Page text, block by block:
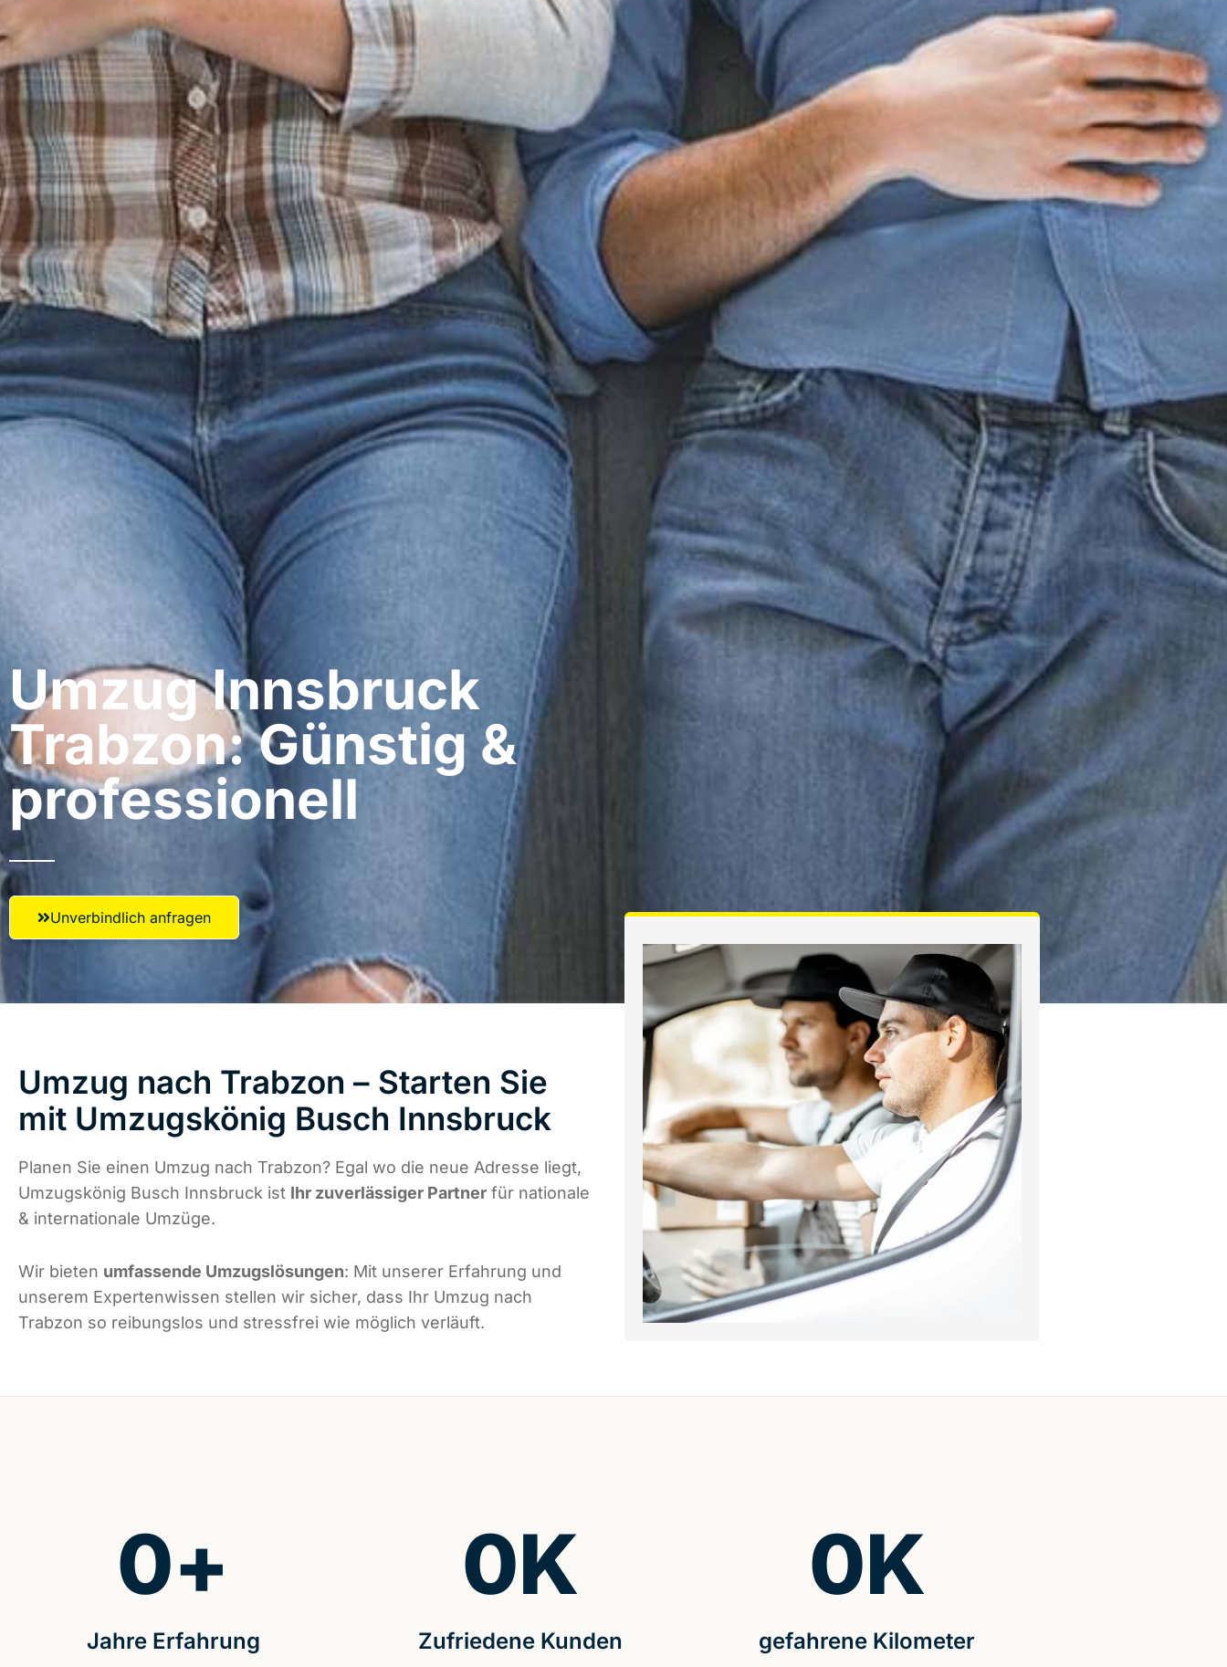
Umzug Innsbruck​
Trabzon: Günstig &
professionell​
Unverbindlich anfragen
Umzug nach Trabzon – Starten Sie
mit Umzugskönig Busch Innsbruck
Planen Sie einen Umzug nach Trabzon? Egal wo die neue Adresse liegt,
Umzugskönig Busch Innsbruck ist Ihr zuverlässiger Partner für nationale
& internationale Umzüge.
Wir bieten umfassende Umzugslösungen: Mit unserer Erfahrung und
unserem Expertenwissen stellen wir sicher, dass Ihr Umzug nach
Trabzon so reibungslos und stressfrei wie möglich verläuft.
Jahre Erfahrung
0+
Zufriedene Kunden
0K
gefahrene Kilometer
0K